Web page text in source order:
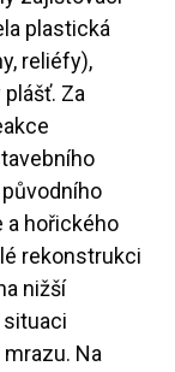
plastická
reliéfy),
Za
a hořického
rekonstrukci
nižší
situaci
Na